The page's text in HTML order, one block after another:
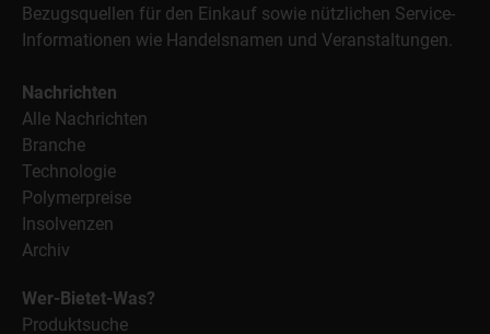
Bezugsquellen für den Einkauf sowie nützlichen Service-
Informationen wie Handelsnamen und Veranstaltungen.
Nachrichten
Alle Nachrichten
Branche
Technologie
Polymerpreise
Insolvenzen
Archiv
Wer-Bietet-Was?
Produktsuche